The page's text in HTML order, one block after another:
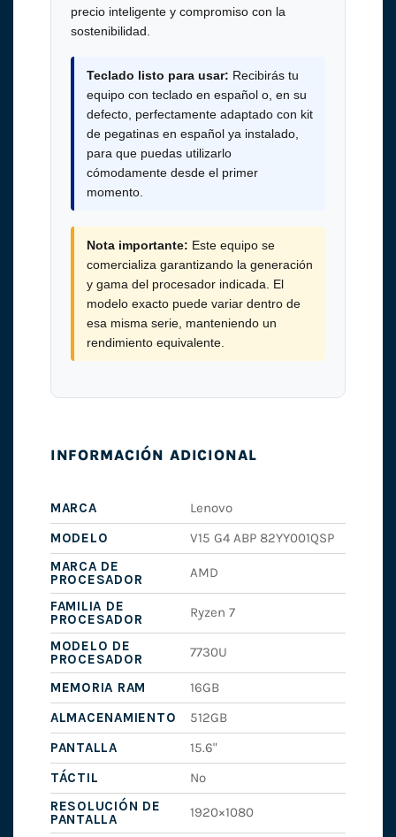
precio inteligente y compromiso con la
sostenibilidad.
Teclado listo para usar: Recibirás tu
equipo con teclado en español o, en su
defecto, perfectamente adaptado con kit
de pegatinas en español ya instalado,
para que puedas utilizarlo
cómodamente desde el primer
momento.
Nota importante: Este equipo se
comercializa garantizando la generación
y gama del procesador indicada. El
modelo exacto puede variar dentro de
esa misma serie, manteniendo un
rendimiento equivalente.
INFORMACIÓN ADICIONAL
MARCA
Lenovo
MODELO
V15 G4 ABP 82YY001QSP
MARCA DE
PROCESADOR
AMD
FAMILIA DE
PROCESADOR
Ryzen 7
MODELO DE
PROCESADOR
7730U
MEMORIA RAM
16GB
ALMACENAMIENTO
512GB
PANTALLA
15.6"
TÁCTIL
No
RESOLUCIÓN DE
PANTALLA
1920×1080